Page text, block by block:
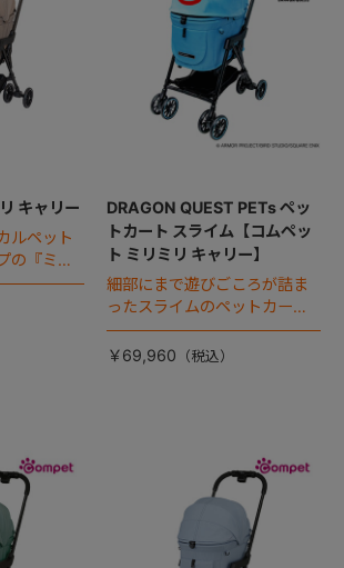
キャリー
ルペット
の『ミリ
アースカ
DRAGON QUEST PETs ペッ
トカート スライム【コムペッ
ト ミリミリ キャリー】
細部にまで遊びごころが詰ま
ったスライムのペットカー
ト。
￥69,960